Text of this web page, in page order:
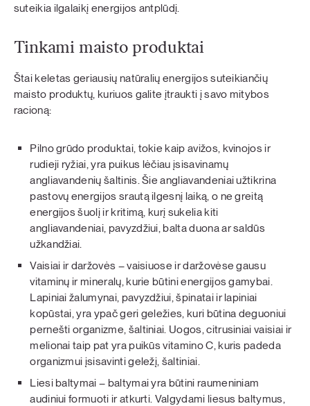
suteikia ilgalaikį energijos antplūdį.
Tinkami maisto produktai
Štai keletas geriausių natūralių energijos suteikiančių
maisto produktų, kuriuos galite įtraukti į savo mitybos
racioną:
Pilno grūdo produktai, tokie kaip avižos, kvinojos ir
rudieji ryžiai, yra puikus lėčiau įsisavinamų
angliavandenių šaltinis. Šie angliavandeniai užtikrina
pastovų energijos srautą ilgesnį laiką, o ne greitą
energijos šuolį ir kritimą, kurį sukelia kiti
angliavandeniai, pavyzdžiui, balta duona ar saldūs
užkandžiai.
Vaisiai ir daržovės – vaisiuose ir daržovėse gausu
vitaminų ir mineralų, kurie būtini energijos gamybai.
Lapiniai žalumynai, pavyzdžiui, špinatai ir lapiniai
kopūstai, yra ypač geri geležies, kuri būtina deguoniui
pernešti organizme, šaltiniai. Uogos, citrusiniai vaisiai ir
melionai taip pat yra puikūs vitamino C, kuris padeda
organizmui įsisavinti geležį, šaltiniai.
Liesi baltymai – baltymai yra būtini raumeniniam
audiniui formuoti ir atkurti. Valgydami liesus baltymus,